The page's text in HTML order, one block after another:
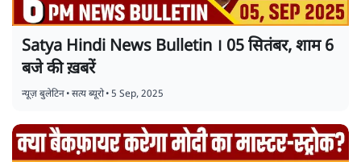
Satya Hindi News Bulletin । 05 सितंबर, शाम 6
बजे की ख़बरें
न्यूज़ बुलेटिन•सत्य ब्यूरो•5 Sep, 2025